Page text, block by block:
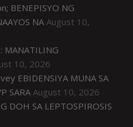
BENEPISYO NG
NA August 10,
MANATILING
10, 2026
EBIDENSIYA MUNA SA
SARA August 10, 2026
DOH SA LEPTOSPIROSIS